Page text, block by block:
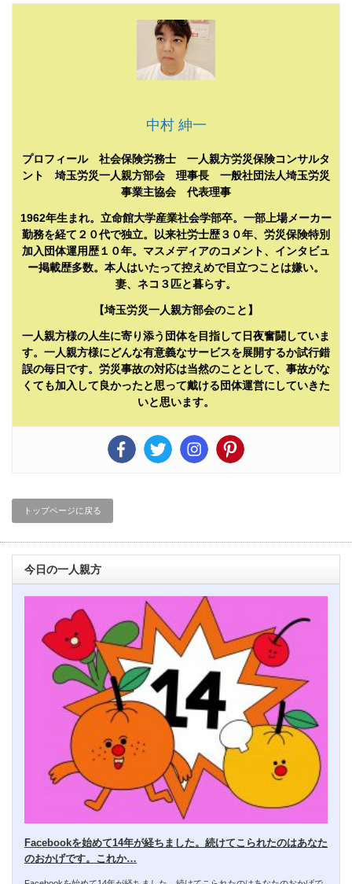
中村 紳一
プロフィール 社会保険労務士 一人親方労災保険コンサルタ
ント 埼玉労災一人親方部会 理事長 一般社団法人埼玉労災
事業主協会 代表理事
1962年生まれ。立命館大学産業社会学部卒。一部上場メーカー
勤務を経て２０代で独立。以来社労士歴３０年、労災保険特別
加入団体運用歴１０年。マスメディアのコメント、インタビュ
ー掲載歴多数。本人はいたって控えめで目立つことは嫌い。
妻、ネコ３匹と暮らす。
【埼玉労災一人親方部会のこと】
一人親方様の人生に寄り添う団体を目指して日夜奮闘していま
す。一人親方様にどんな有意義なサービスを展開するか試行錯
誤の毎日です。労災事故の対応は当然のこととして、事故がな
くても加入して良かったと思って戴ける団体運営にしていきた
いと思います。
トップページに戻る
今日の一人親方
Facebookを始めて14年が経ちました。続けてこられたのはあなた
のおかげです。これか…